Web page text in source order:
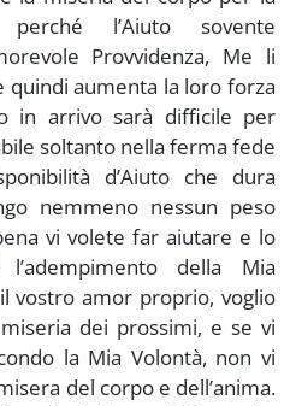
l’Aiuto sovente
Provvidenza, Me li
quindi aumenta la loro forza
in arrivo sarà difficile per
soltanto nella ferma fede
d’Aiuto che dura
nemmeno nessun peso
vi volete far aiutare e lo
della Mia
vostro amor proprio, voglio
dei prossimi, e se vi
la Mia Volontà, non vi
del corpo e dell’anima.